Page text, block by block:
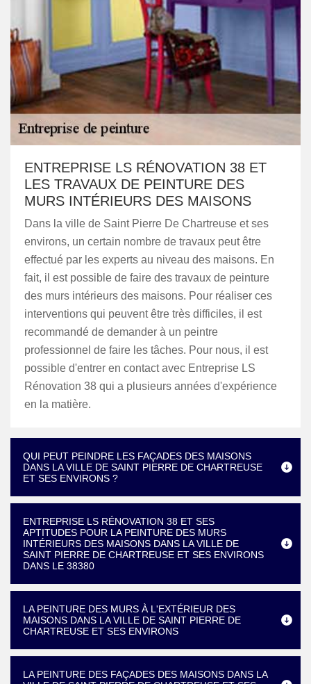
ENTREPRISE LS RÉNOVATION 38 ET
LES TRAVAUX DE PEINTURE DES
MURS INTÉRIEURS DES MAISONS
Dans la ville de Saint Pierre De Chartreuse et ses
environs, un certain nombre de travaux peut être
effectué par les experts au niveau des maisons. En
fait, il est possible de faire des travaux de peinture
des murs intérieurs des maisons. Pour réaliser ces
interventions qui peuvent être très difficiles, il est
recommandé de demander à un peintre
professionnel de faire les tâches. Pour nous, il est
possible d'entrer en contact avec Entreprise LS
Rénovation 38 qui a plusieurs années d'expérience
en la matière.
QUI PEUT PEINDRE LES FAÇADES DES MAISONS
DANS LA VILLE DE SAINT PIERRE DE CHARTREUSE
ET SES ENVIRONS ?
ENTREPRISE LS RÉNOVATION 38 ET SES
APTITUDES POUR LA PEINTURE DES MURS
INTÉRIEURS DES MAISONS DANS LA VILLE DE
SAINT PIERRE DE CHARTREUSE ET SES ENVIRONS
DANS LE 38380
LA PEINTURE DES MURS À L'EXTÉRIEUR DES
MAISONS DANS LA VILLE DE SAINT PIERRE DE
CHARTREUSE ET SES ENVIRONS
LA PEINTURE DES FAÇADES DES MAISONS DANS LA